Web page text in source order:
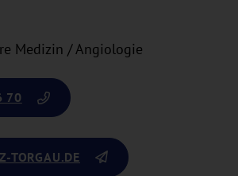
Medizin / Angiologie
70
TORGAU.DE